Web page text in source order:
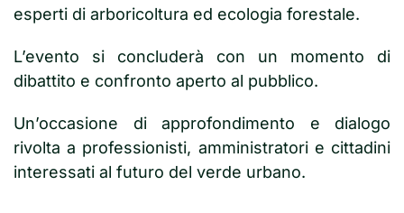
esperti di arboricoltura ed ecologia forestale.
L’evento si concluderà con un momento di
dibattito e confronto aperto al pubblico.
Un’occasione di approfondimento e dialogo
rivolta a professionisti, amministratori e cittadini
interessati al futuro del verde urbano.